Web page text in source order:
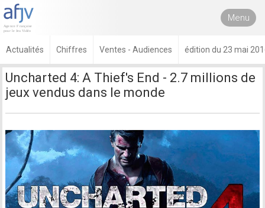
Menu
Actualités Chiffres Ventes - Audiences édition du 23 mai
Uncharted 4: A Thief's End - 2.7 millions de
jeux vendus dans le monde